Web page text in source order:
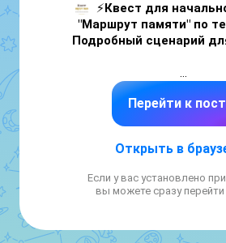
⚡Квест для
"Маршрут памяти" по
Подробный сценарий
🎁Подготовили для вас
материал в очень
сценарию квеста и
Перейти к
Открыть в
Если у вас установлено
вы можете сразу перейти